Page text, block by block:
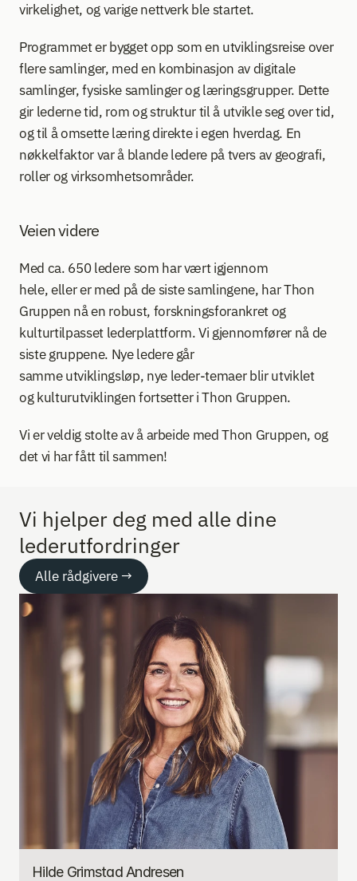
virkelighet, og varige nettverk ble startet.
Programmet er bygget opp som en utviklingsreise over
flere samlinger, med en kombinasjon av digitale
samlinger, fysiske samlinger og læringsgrupper. Dette
gir lederne tid, rom og struktur til å utvikle seg over tid,
og til å omsette læring direkte i egen hverdag. En
nøkkelfaktor var å blande ledere på tvers av geografi,
roller og virksomhetsområder.
Veien videre
Med ca. 650 ledere som har vært igjennom
hele, eller er med på de siste samlingene, har Thon
Gruppen nå en robust, forskningsforankret og
kulturtilpasset lederplattform. Vi gjennomfører nå de
siste gruppene. Nye ledere går
samme utviklingsløp, nye leder-temaer blir utviklet
og kulturutviklingen fortsetter i Thon Gruppen.
Vi er veldig stolte av å arbeide med Thon Gruppen, og
det vi har fått til sammen!
Vi hjelper deg med alle dine
lederutfordringer
Hilde Grimstad Andresen
Alle rådgivere →